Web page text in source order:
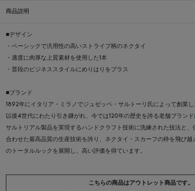
商品説明
■デザイン
・ベーシックで汎用性の高いストライプ柄のネクタイ
・適度に肉厚な上質素材を使用した1本
・普段のビジネススタイルにめりはりを
■ブランド
1892年にイタリア・ミラノでジュゼッペ・サルトーリ氏によって創業し
以後4世代にわたり引き継がれ、今では120年の歴史を誇る老舗ブランド
サルトリアル製品を実現するハンドクラフト技術に洗練された技法と
合わせた最高品質の生産技術を誇り、ネクタイ・スカーフの枠を飛び越
のトータルルックを展開し、高い評価を得ています。
こちらの商品はアウトレット商品です。